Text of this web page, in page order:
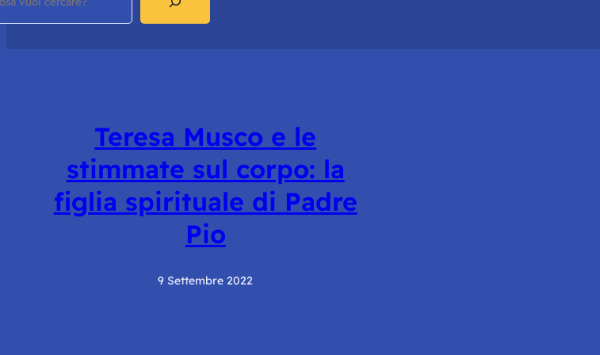
Teresa Musco e le
stimmate sul corpo: la
figlia spirituale di Padre
Pio
9 Settembre 2022